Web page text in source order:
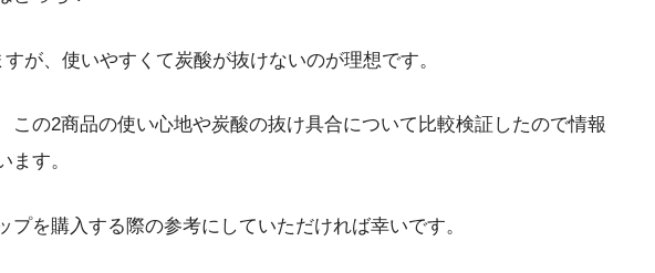
が、使いやすくて炭酸が抜けないのが理想です。
この2商品の使い心地や炭酸の抜け具合について比較検証したので情報
ます。
プを購入する際の参考にしていただければ幸いです。